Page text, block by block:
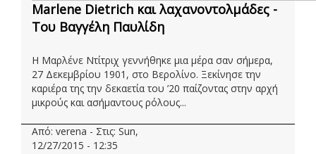
Marlene Dietrich και λαχανοντολμάδες -
Του Βαγγέλη Παυλίδη
Η Μαρλένε Ντίτριχ γεννήθηκε μια μέρα σαν σήμερα,
27 Δεκεμβρίου 1901, στο Βερολίνο. Ξεκίνησε την
καριέρα της την δεκαετία του ’20 παίζοντας στην αρχή
μικρούς και ασήμαντους ρόλους...
Από: verena - Στις: Sun,
12/27/2015 - 12:35